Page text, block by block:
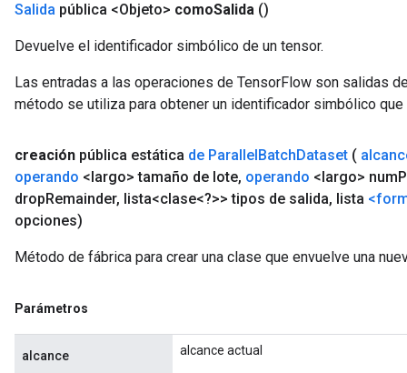
Salida pública <Objeto> comoSalida ()
Devuelve el identificador simbólico de un tensor.
Las entradas a las operaciones de TensorFlow son salidas
método se utiliza para obtener un identificador simbólico
creación pública estática de ParallelBatchDataset (
operando <largo> tamaño de lote, operando <largo> num
dropRemainder, lista<clase<?>> tipos de salida, lista
opciones)
Método de fábrica para crear una clase que envuelve una
Parámetros
alcance alcance actual